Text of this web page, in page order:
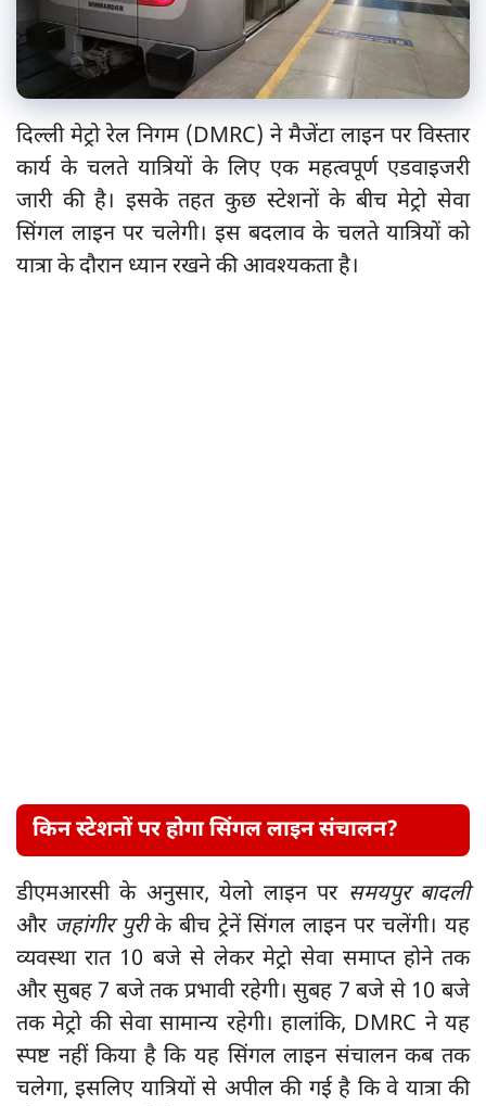
दिल्ली मेट्रो रेल निगम (DMRC) ने मैजेंटा लाइन पर विस्तार
कार्य के चलते यात्रियों के लिए एक महत्वपूर्ण एडवाइजरी
जारी की है। इसके तहत कुछ स्टेशनों के बीच मेट्रो सेवा
सिंगल लाइन पर चलेगी। इस बदलाव के चलते यात्रियों को
यात्रा के दौरान ध्यान रखने की आवश्यकता है।
किन स्टेशनों पर होगा सिंगल लाइन संचालन?
डीएमआरसी के अनुसार, येलो लाइन पर समयपुर बादली
और जहांगीर पुरीके बीच ट्रेनें सिंगल लाइन पर चलेंगी। यह
व्यवस्था रात 10 बजे से लेकर मेट्रो सेवा समाप्त होने तक
और सुबह 7 बजे तक प्रभावी रहेगी। सुबह 7 बजे से 10 बजे
तक मेट्रो की सेवा सामान्य रहेगी। हालांकि, DMRC ने यह
स्पष्ट नहीं किया है कि यह सिंगल लाइन संचालन कब तक
चलेगा, इसलिए यात्रियों से अपील की गई है कि वे यात्रा की